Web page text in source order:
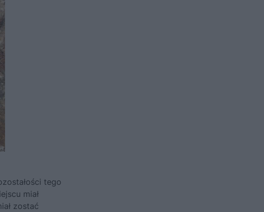
tego
miał
zostać